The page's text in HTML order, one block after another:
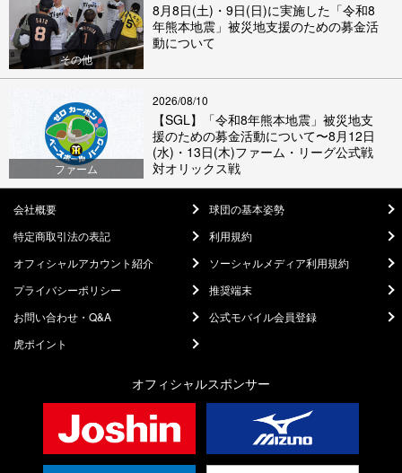
その他
8月8日(土)・9日(日)に実施した「令和8
年熊本地震」被災地支援のための募金活
動について
ファーム
2026/08/10
【SGL】「令和8年熊本地震」被災地支
援のための募金活動について〜8月12日
(水)・13日(木)ファーム・リーグ公式戦
対オリックス戦
会社概要
球団の基本姿勢
特定商取引法の表記
利用規約
オフィシャルアカウント紹介
ソーシャルメディア利用規約
プライバシーポリシー
推奨端末
お問い合わせ・Q&A
公式モバイル会員登録
虎ポイント
オフィシャルスポンサー